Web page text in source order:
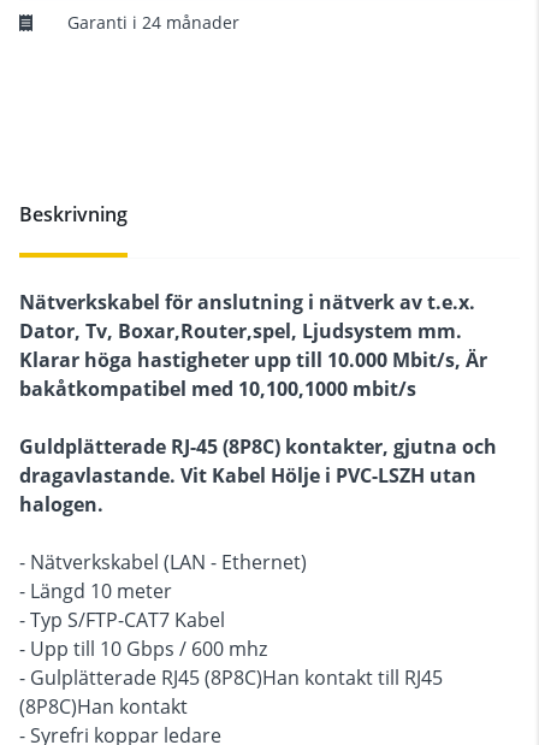
Garanti i 24 månader
Beskrivning
Nätverkskabel för anslutning i nätverk av t.e.x.
Dator, Tv, Boxar,Router,spel, Ljudsystem mm.
Klarar höga hastigheter upp till 10.000 Mbit/s, Är
bakåtkompatibel med 10,100,1000 mbit/s
Guldplätterade RJ-45 (8P8C) kontakter, gjutna och
dragavlastande. Vit Kabel Hölje i PVC-LSZH utan
halogen.
- Nätverkskabel (LAN - Ethernet)
- Längd 10 meter
- Typ S/FTP-CAT7 Kabel
- Upp till 10 Gbps / 600 mhz
- Gulplätterade RJ45 (8P8C)Han kontakt till RJ45
(8P8C)Han kontakt
- Syrefri koppar ledare